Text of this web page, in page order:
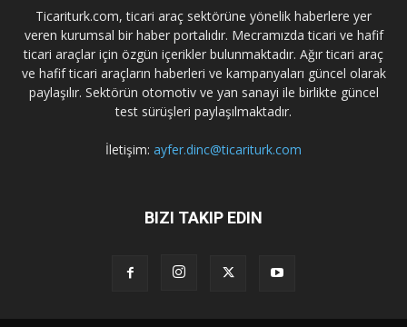
Ticariturk.com, ticari araç sektörüne yönelik haberlere yer
veren kurumsal bir haber portalıdır. Mecramızda ticari ve hafif
ticari araçlar için özgün içerikler bulunmaktadır. Ağır ticari araç
ve hafif ticari araçların haberleri ve kampanyaları güncel olarak
paylaşılır. Sektörün otomotiv ve yan sanayi ile birlikte güncel
test sürüşleri paylaşılmaktadır.
İletişim: ayfer.dinc@ticariturk.com
BIZI TAKIP EDIN